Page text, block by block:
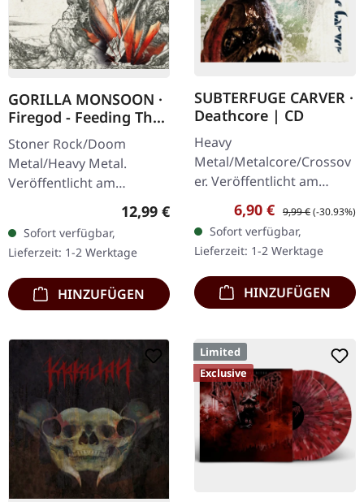
GORILLA MONSOON ·
Firegod - Feeding The
Beast | CD
Stoner Rock/Doom
Metal/Heavy Metal.
Veröffentlicht am
11.05.2018, auf Supreme
Chaos Records. CD im
Jewelcase mit 8-seitigem
Booklet. Das dritte
Album…
Regulärer Preis:
12,99 €
Sofort verfügbar,
Lieferzeit: 1-2 Werktage
HINZUFÜGEN
SUBTERFUGE CARVER ·
Deathcore | CD
Heavy
Metal/Metalcore/Crossov
er. Veröffentlicht am
08.02.2008, auf Supreme
Chaos Records. CD im
Jewelcase mit 12-seitigem
Booklet. Subterfuge
Carver…
Verkaufspreis:
6,90 € Regulärer Preis:
9,99 €(-30.93%)
Sofort verfügbar,
Lieferzeit: 1-2 Werktage
HINZUFÜGEN
Limited
Exclusive